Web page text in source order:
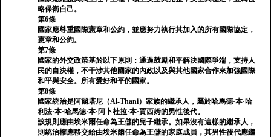
略保衛自己。
第6條
國家應尊重國際憲章和公約，並應努力執行其加入的所有國際協定，
憲章和公約。
第7條
國家的外交政策基於以下原則：通過鼓勵和平解決國際爭端，支持人
民的自決權，不干涉其他國家的內政以及與其他國家合作來加強國際
和平與安全。所有愛好和平的國家。
第8條
國家統治是阿爾塔尼（Al-Thani）家族的繼承人，屬於哈馬德·本·哈
利法·本·哈馬德·本·阿卜杜拉·本·賈西姆的男性後代。
該規則應由埃米爾任命為王儲的兒子繼承。如果沒有這樣的繼承人，
則統治權應移交給由埃米爾任命為王儲的家庭成員，其男性後代應繼